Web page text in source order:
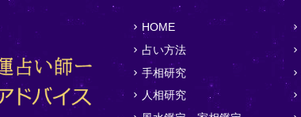
HOME
占い方法
手相研究
人相研究